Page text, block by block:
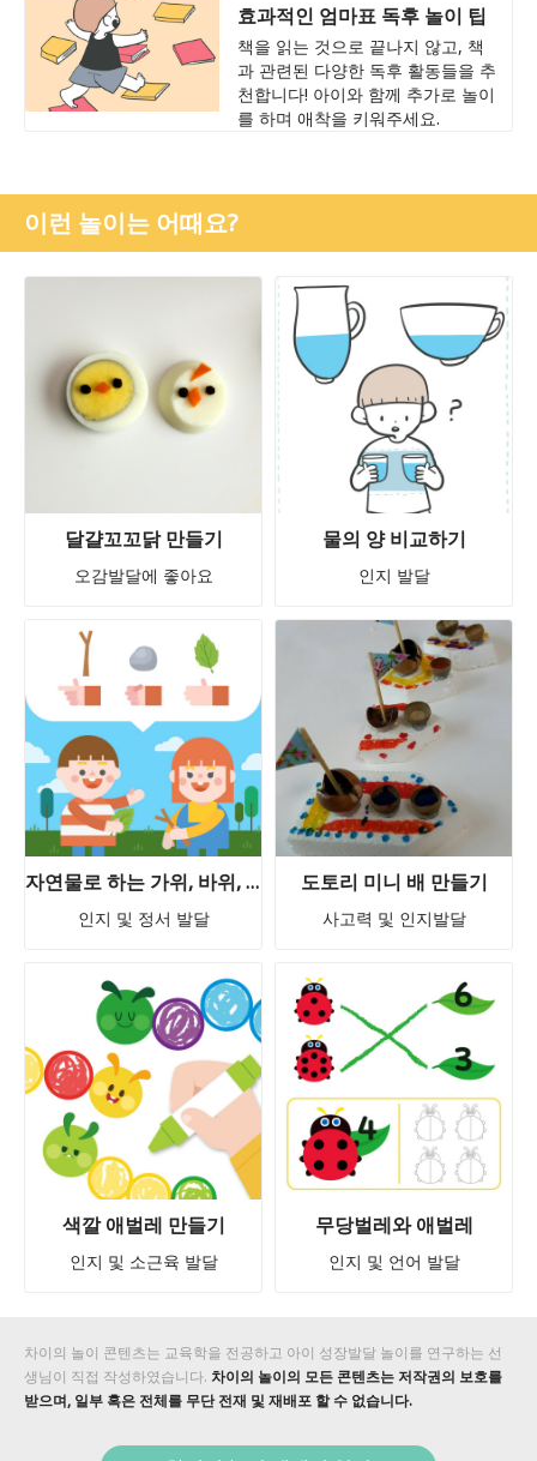
효과적인 엄마표 독후 놀이 팁
책을 읽는 것으로 끝나지 않고, 책
과 관련된 다양한 독후 활동들을 추
천합니다! 아이와 함께 추가로 놀이
를 하며 애착을 키워주세요.
이런 놀이는 어때요?
달걀꼬꼬닭 만들기
오감발달에 좋아요
물의 양 비교하기
인지 발달
자연물로 하는 가위, 바위, 보!
인지 및 정서 발달
도토리 미니 배 만들기
사고력 및 인지발달
색깔 애벌레 만들기
인지 및 소근육 발달
무당벌레와 애벌레
인지 및 언어 발달
차이의 놀이 콘텐츠는 교육학을 전공하고 아이 성장발달 놀이를 연구하는 선
생님이 직접 작성하였습니다. 차이의 놀이의 모든 콘텐츠는 저작권의 보호를
받으며, 일부 혹은 전체를 무단 전재 및 재배포 할 수 없습니다.